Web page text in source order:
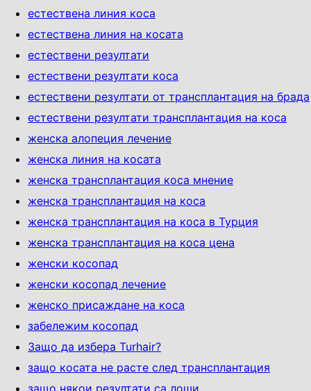
естествена линия коса
естествена линия на косата
естествени резултати
естествени резултати коса
естествени резултати от трансплантация на брада
естествени резултати трансплантация на коса
женска алопеция лечение
женска линия на косата
женска трансплантация коса мнение
женска трансплантация на коса
женска трансплантация на коса в Турция
женска трансплантация на коса цена
женски косопад
женски косопад лечение
женско присаждане на коса
забележим косопад
Защо да избера Turhair?
защо косата не расте след трансплантация
защо някои резултати са лоши